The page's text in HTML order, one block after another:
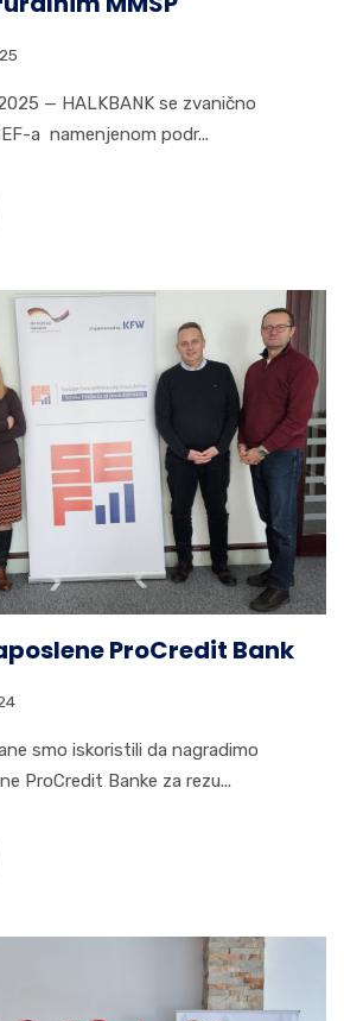
— HALKBANK se zvanično
a namenjenom podr...
ProCredit Bank
smo iskoristili da nagradimo
ProCredit Banke za rezu...